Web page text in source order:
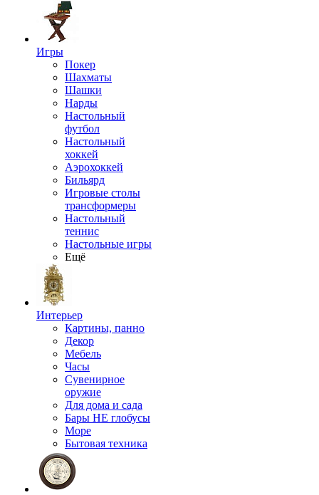
Игры
Покер
Шахматы
Шашки
Нарды
Настольный
футбол
Настольный
хоккей
Аэрохоккей
Бильярд
Игровые столы
трансформеры
Настольный
теннис
Настольные игры
Ещё
Интерьер
Картины, панно
Декор
Мебель
Часы
Сувенирное
оружие
Для дома и сада
Бары НЕ глобусы
Море
Бытовая техника